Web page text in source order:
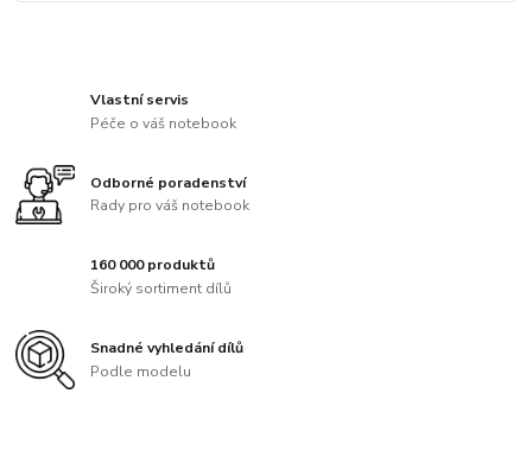
Vlastní servis
Péče o váš notebook
Odborné poradenství
Rady pro váš notebook
160 000 produktů
Široký sortiment dílů
Snadné vyhledání dílů
Podle modelu